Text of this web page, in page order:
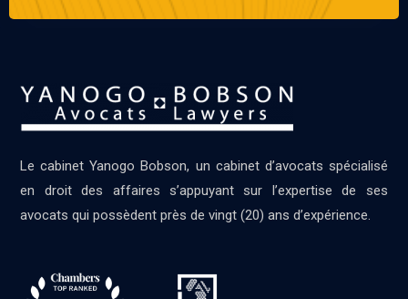
Le cabinet Yanogo Bobson, un cabinet d’avocats spécialisé
en droit des affaires s’appuyant sur l’expertise de ses
avocats qui possèdent près de vingt (20) ans d’expérience.